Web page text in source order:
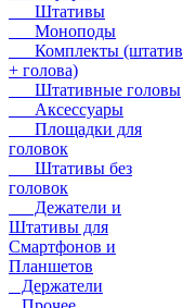
Штативы
Моноподы
Комплекты (штатив
+ голова)
Штативные головы
Аксессуары
Площадки для
головок
Штативы без
головок
Дежатели и
Штативы для
Смартфонов и
Планшетов
Держатели